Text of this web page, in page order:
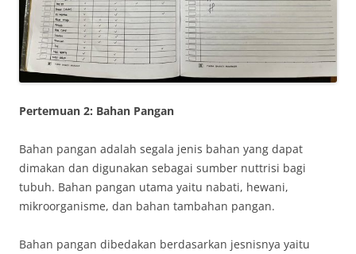
Pertemuan 2: Bahan Pangan
Bahan pangan adalah segala jenis bahan yang dapat
dimakan dan digunakan sebagai sumber nuttrisi bagi
tubuh. Bahan pangan utama yaitu nabati, hewani,
mikroorganisme, dan bahan tambahan pangan.
Bahan pangan dibedakan berdasarkan jesnisnya yaitu